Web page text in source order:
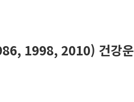
1998, 2010) 건강운